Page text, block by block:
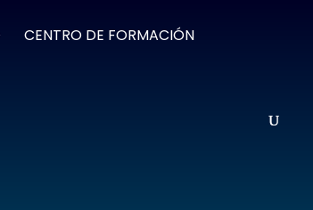
CENTRO DE FORMACIÓN